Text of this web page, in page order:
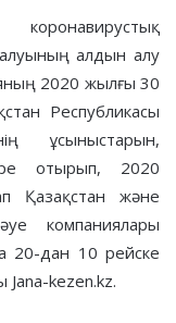
алдын алу
2020 жылғы 30
Республикасы
ұсыныстарын,
отырып, 2020
Қазақстан және
компаниялары
20-дан 10 рейске
kezen.kz.